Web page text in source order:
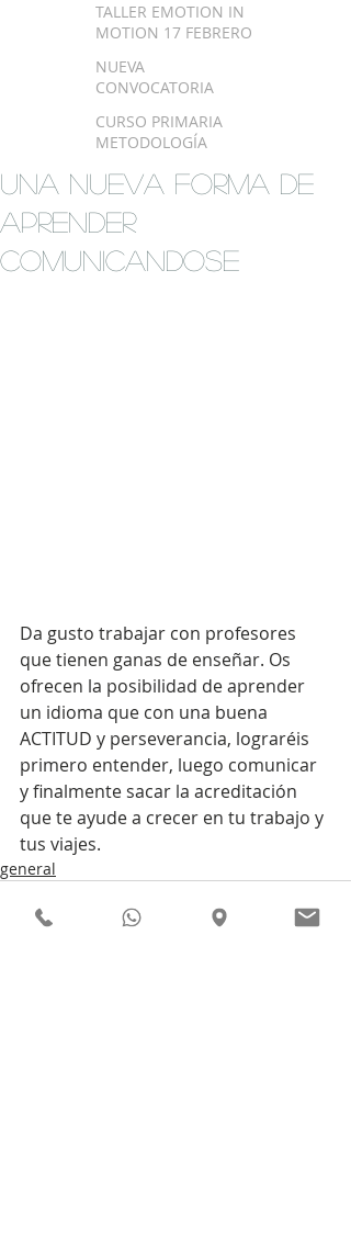
TALLER EMOTION IN
MOTION 17 FEBRERO
NUEVA
CONVOCATORIA
CURSO PRIMARIA
METODOLOGÍA
BILBAO
UNA NUEVA FORMA DE
APRENDER
COMUNICANDOSE
Da gusto trabajar con profesores
que tienen ganas de enseñar. Os
ofrecen la posibilidad de aprender
un idioma que con una buena
ACTITUD y perseverancia, lograréis
primero entender, luego comunicar
y finalmente sacar la acreditación
que te ayude a crecer en tu trabajo y
tus viajes.
general